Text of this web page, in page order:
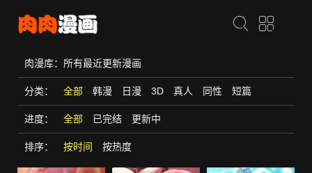
肉漫库：所有最近更新漫画
分类： 全部 韩漫 日漫 3D 真人 同性 短篇
进度： 全部 已完结 更新中
排序： 按时间 按热度